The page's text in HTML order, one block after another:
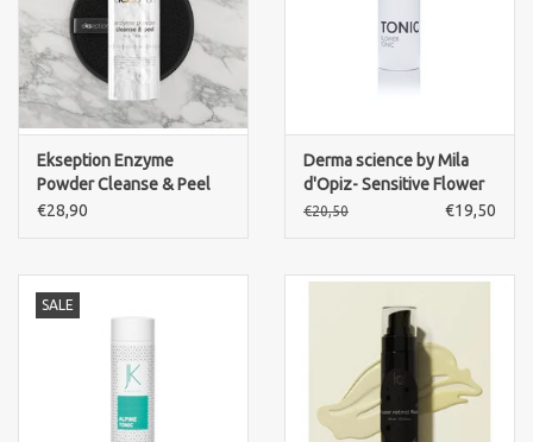
Ekseption Enzyme
Powder Cleanse & Peel
€28,90
Derma science by Mila
d'Opiz- Sensitive Flower
Tonic
€20,50 €19,50
SALE